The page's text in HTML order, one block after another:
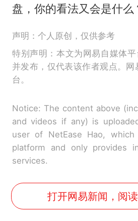
盘，你的看法又会是什么
声明：个人原创，仅供参考
特别声明：本文为网易自媒体平
并发布，仅代表该作者观点。
台。
Notice: The content above
and videos if any) is
user of NetEase Hao,
platform and only provides
services.
打开网易新闻，阅